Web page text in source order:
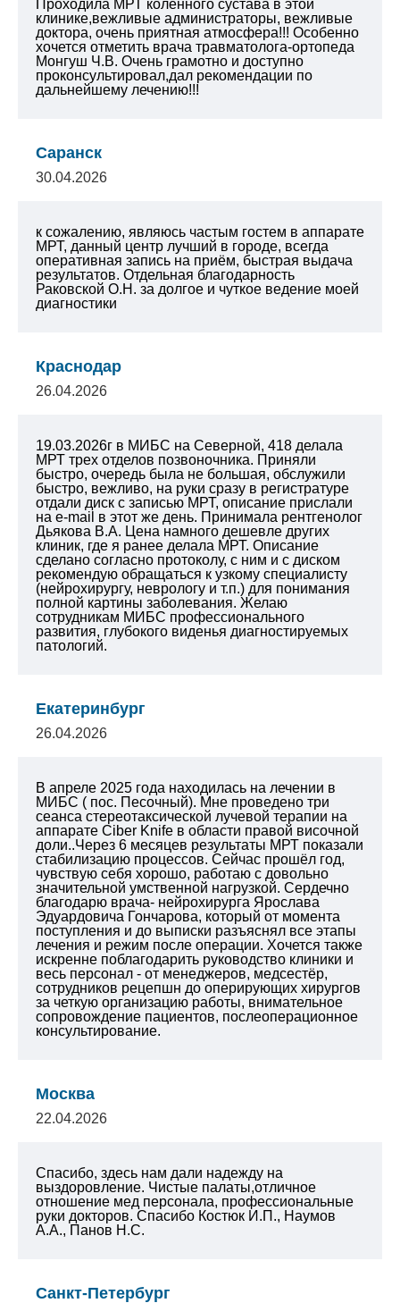
Проходила МРТ коленного сустава в этой
клинике,вежливые администраторы, вежливые
доктора, очень приятная атмосфера!!! Особенно
хочется отметить врача травматолога-ортопеда
Монгуш Ч.В. Очень грамотно и доступно
проконсультировал,дал рекомендации по
дальнейшему лечению!!!
Саранск
30.04.2026
к сожалению, являюсь частым гостем в аппарате
МРТ, данный центр лучший в городе, всегда
оперативная запись на приём, быстрая выдача
результатов. Отдельная благодарность
Раковской О.Н. за долгое и чуткое ведение моей
диагностики
Краснодар
26.04.2026
19.03.2026г в МИБС на Северной, 418 делала
МРТ трех отделов позвоночника. Приняли
быстро, очередь была не большая, обслужили
быстро, вежливо, на руки сразу в регистратуре
отдали диск с записью МРТ, описание прислали
на e-mail в этот же день. Принимала рентгенолог
Дьякова В.А. Цена намного дешевле других
клиник, где я ранее делала МРТ. Описание
сделано согласно протоколу, с ним и с диском
рекомендую обращаться к узкому специалисту
(нейрохирургу, неврологу и т.п.) для понимания
полной картины заболевания. Желаю
сотрудникам МИБС профессионального
развития, глубокого виденья диагностируемых
патологий.
Екатеринбург
26.04.2026
В апреле 2025 года находилась на лечении в
МИБС ( пос. Песочный). Мне проведено три
сеанса стереотаксической лучевой терапии на
аппарате Ciber Knife в области правой височной
доли..Через 6 месяцев результаты МРТ показали
стабилизацию процессов. Сейчас прошёл год,
чувствую себя хорошо, работаю с довольно
значительной умственной нагрузкой. Сердечно
благодарю врача- нейрохирурга Ярослава
Эдуардовича Гончарова, который от момента
поступления и до выписки разъяснял все этапы
лечения и режим после операции. Хочется также
искренне поблагодарить руководство клиники и
весь персонал - от менеджеров, медсестёр,
сотрудников рецепшн до оперирующих хирургов
за четкую организацию работы, внимательное
сопровождение пациентов, послеоперационное
консультирование.
Москва
22.04.2026
Спасибо, здесь нам дали надежду на
выздоровление. Чистые палаты,отличное
отношение мед персонала, профессиональные
руки докторов. Спасибо Костюк И.П., Наумов
А.А., Панов Н.С.
Санкт-Петербург